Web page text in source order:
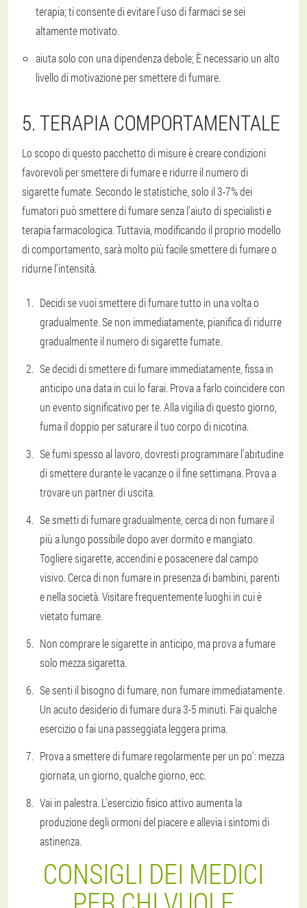
terapia; ti consente di evitare l'uso di farmaci se sei
altamente motivato.
aiuta solo con una dipendenza debole; È necessario un alto
livello di motivazione per smettere di fumare.
5. TERAPIA COMPORTAMENTALE
Lo scopo di questo pacchetto di misure è creare condizioni
favorevoli per smettere di fumare e ridurre il numero di
sigarette fumate. Secondo le statistiche, solo il 3-7% dei
fumatori può smettere di fumare senza l'aiuto di specialisti e
terapia farmacologica. Tuttavia, modificando il proprio modello
di comportamento, sarà molto più facile smettere di fumare o
ridurne l’intensità.
Decidi se vuoi smettere di fumare tutto in una volta o
gradualmente. Se non immediatamente, pianifica di ridurre
gradualmente il numero di sigarette fumate.
Se decidi di smettere di fumare immediatamente, fissa in
anticipo una data in cui lo farai. Prova a farlo coincidere con
un evento significativo per te. Alla vigilia di questo giorno,
fuma il doppio per saturare il tuo corpo di nicotina.
Se fumi spesso al lavoro, dovresti programmare l'abitudine
di smettere durante le vacanze o il fine settimana. Prova a
trovare un partner di uscita.
Se smetti di fumare gradualmente, cerca di non fumare il
più a lungo possibile dopo aver dormito e mangiato.
Togliere sigarette, accendini e posacenere dal campo
visivo. Cerca di non fumare in presenza di bambini, parenti
e nella società. Visitare frequentemente luoghi in cui è
vietato fumare.
Non comprare le sigarette in anticipo, ma prova a fumare
solo mezza sigaretta.
Se senti il bisogno di fumare, non fumare immediatamente.
Un acuto desiderio di fumare dura 3-5 minuti. Fai qualche
esercizio o fai una passeggiata leggera prima.
Prova a smettere di fumare regolarmente per un po': mezza
giornata, un giorno, qualche giorno, ecc.
Vai in palestra. L'esercizio fisico attivo aumenta la
produzione degli ormoni del piacere e allevia i sintomi di
astinenza.
CONSIGLI DEI MEDICI